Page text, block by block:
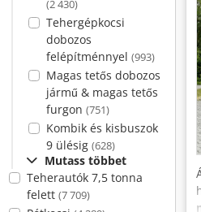
(2 430)
Tehergépkocsi
dobozos
felépítménnyel (993)
Magas tetős dobozos
jármű & magas tetős
furgon (751)
Kombik és kisbuszok
9 ülésig (628)
Mutass többet
Teherautók 7,5 tonna
felett (7 709)